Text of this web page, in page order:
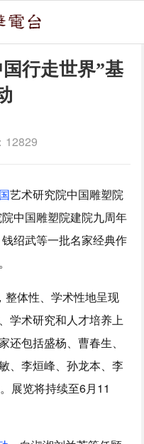
行走世界”基
12829
艺术研究院中国雕塑院
中国雕塑院建院九周年
绍武等一批名家经典作
体性、学术性地呈现
学术研究和人才培养上
还包括盛杨、曹春生、
、李烜峰、孙龙本、李
展览将持续至6月11